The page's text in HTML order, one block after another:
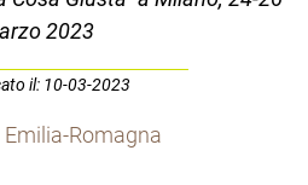
2023
il: 10-03-2023
Romagna